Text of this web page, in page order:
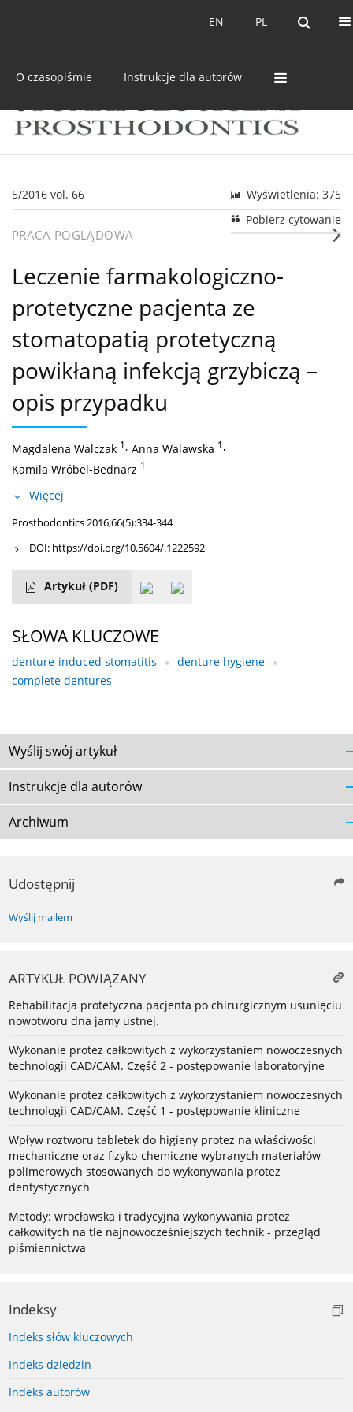
PL
EN PL
EN
O czasopiśmie Instrukcje dla autorów
5/2016 vol. 66
Wyświetlenia: 375
Pobierz cytowanie
PRACA POGLĄDOWA
Leczenie farmakologiczno-
protetyczne pacjenta ze
stomatopatią protetyczną
powikłaną infekcją grzybiczą –
opis przypadku
Magdalena Walczak 1, Anna Walawska 1,
Kamila Wróbel-Bednarz 1
Więcej
Prosthodontics 2016;66(5):334-344
DOI: https://doi.org/10.5604/.1222592
Artykuł (PDF)
SŁOWA KLUCZOWE
denture-induced stomatitis
denture hygiene
complete dentures
Wyślij swój artykuł
Instrukcje dla autorów
Archiwum
Udostępnij
Wyślij mailem
ARTYKUŁ POWIĄZANY
Rehabilitacja protetyczna pacjenta po chirurgicznym usunięciu
nowotworu dna jamy ustnej.
Wykonanie protez całkowitych z wykorzystaniem nowoczesnych
technologii CAD/CAM. Część 2 - postępowanie laboratoryjne
Wykonanie protez całkowitych z wykorzystaniem nowoczesnych
technologii CAD/CAM. Część 1 - postępowanie kliniczne
Wpływ roztworu tabletek do higieny protez na właściwości
mechaniczne oraz fizyko-chemiczne wybranych materiałów
polimerowych stosowanych do wykonywania protez
dentystycznych
Metody: wrocławska i tradycyjna wykonywania protez
całkowitych na tle najnowocześniejszych technik - przegląd
piśmiennictwa
Indeksy
Indeks słów kluczowych
Indeks dziedzin
Indeks autorów